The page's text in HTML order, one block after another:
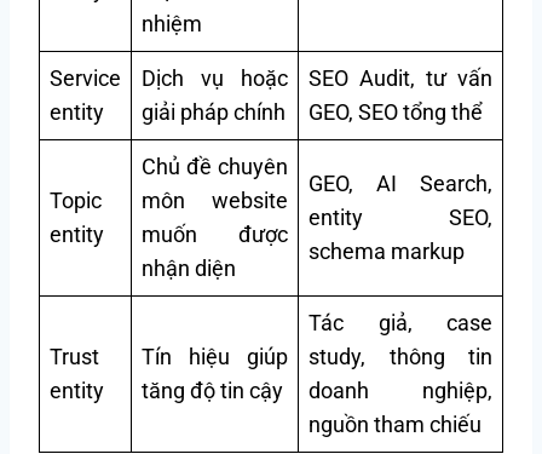
nhiệm
Service
entity
Dịch vụ hoặc
giải pháp chính
SEO Audit, tư vấn
GEO, SEO tổng thể
Topic
entity
Chủ đề chuyên
môn website
muốn được
nhận diện
GEO, AI Search,
entity SEO,
schema markup
Trust
entity
Tín hiệu giúp
tăng độ tin cậy
Tác giả, case
study, thông tin
doanh nghiệp,
nguồn tham chiếu